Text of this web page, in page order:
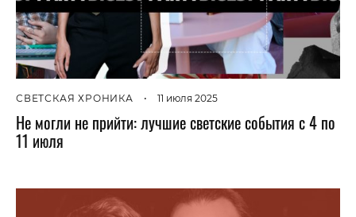
СВЕТСКАЯ ХРОНИКА • 11 июля 2025
Не могли не прийти: лучшие светские события с 4 по
11 июля